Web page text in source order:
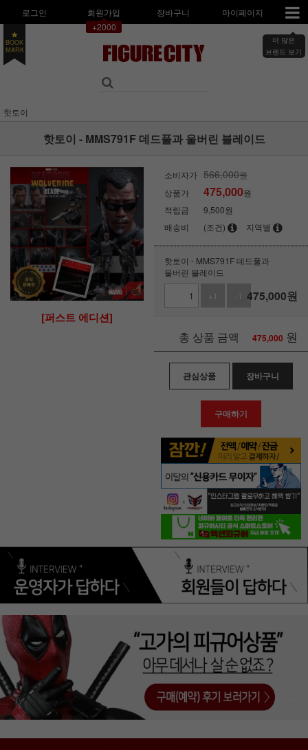
로그인
회원가입
+2000
장바구니 마이페이지
더 많은
브랜드 보기
BOOK
MARK
핫토이
핫토이 - MMS791F 데드풀과 울버린 블레이드
[퍼스트 에디션]
소비자가 566,000원
상품가
475,000원
적립금
9,500원
배송비
(조건) 지역별
핫토이 - MMS791F 데드풀과
울버린 블레이드
+1
-1 475,000원
총 상품 금액 475,000 원
관심상품 장바구니
구매하기